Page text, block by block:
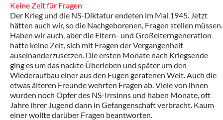
Keine Zeit für Fragen
Der Krieg und die NS-Diktatur endeten im Mai 1945. Jetzt
hätten auch wir, so die Nachgeborenen, Fragen stellen müssen.
Haben wir auch, aber die Eltern- und Großelterngeneration
hatte keine Zeit, sich mit Fragen der Vergangenheit
auseinanderzusetzen. Die ersten Monate nach Kriegsende
ging es um das nackte Überleben und später um den
Wiederaufbau einer aus den Fugen geratenen Welt. Auch die
etwas älteren Freunde wehrten Fragen ab. Viele von ihnen
wurden noch Opfer des NS-Irrsinns und haben Monate, oft
Jahre ihrer Jugend dann in Gefangenschaft verbracht. Kaum
einer wollte darüber Fragen beantworten.